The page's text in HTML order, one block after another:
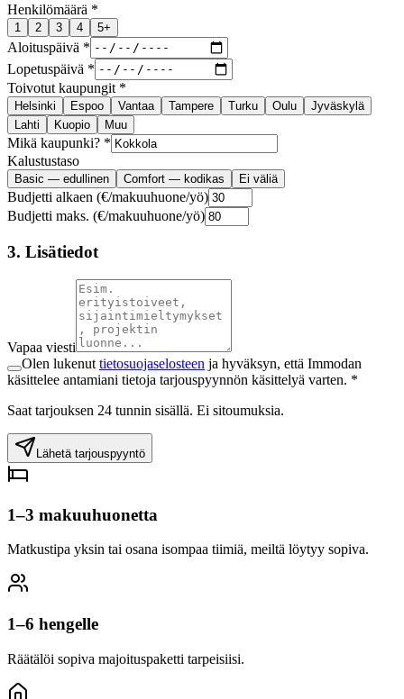
Henkilömäärä *
1 2 3 4 5+
Aloituspäivä *
Lopetuspäivä *
Toivotut kaupungit *
Helsinki Espoo Vantaa Tampere Turku Oulu
Jyväskylä
Lahti
Kuopio Muu
Mikä kaupunki? *
Kalustustaso
Basic — edullinen Comfort — kodikas Ei väliä
Budjetti alkaen (€/makuuhuone/yö)
Budjetti maks. (€/makuuhuone/yö)
3. Lisätiedot
Vapaa viesti
Olen lukenut tietosuojaselosteen ja hyväksyn, että Immodan
käsittelee antamiani tietoja tarjouspyynnön käsittelyä varten. *
Saat tarjouksen 24 tunnin sisällä. Ei sitoumuksia.
Lähetä tarjouspyyntö
1–3 makuuhuonetta
Matkustipa yksin tai osana isompaa tiimiä, meiltä löytyy sopiva.
1–6 hengelle
Räätälöi sopiva majoituspaketti tarpeisiisi.